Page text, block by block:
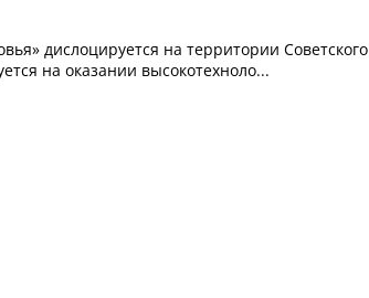
дислоцируется на территории Советского
на оказании высокотехноло...